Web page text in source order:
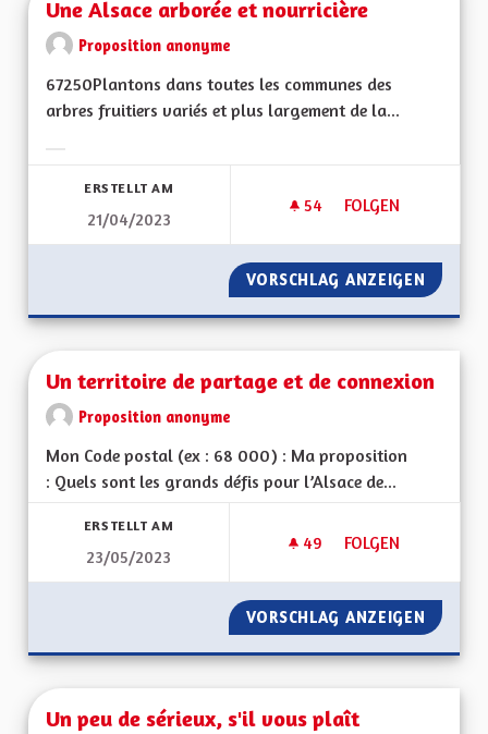
Une Alsace arborée et nourricière
Proposition anonyme
67250Plantons dans toutes les communes des
arbres fruitiers variés et plus largement de la...
ERSTELLT AM
21/04/2023
54 54 FOLLOWER
FOLGEN
UNE ALSACE
VORSCHLAG ANZEIGEN UNE
Un territoire de partage et de connexion
Proposition anonyme
Mon Code postal (ex : 68 000) : Ma proposition
: Quels sont les grands défis pour l’Alsace de...
ERSTELLT AM
23/05/2023
49 49 FOLLOWER
FOLGEN
UN TERRITOIRE
VORSCHLAG ANZEIGEN UN
Un peu de sérieux, s'il vous plaît